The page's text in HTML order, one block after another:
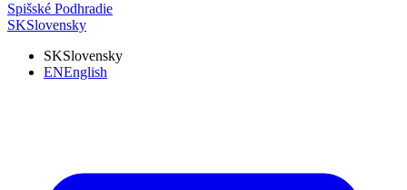
Spišské Podhradie
SKSlovensky
SKSlovensky
ENEnglish